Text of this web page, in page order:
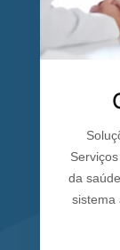
da
sistema